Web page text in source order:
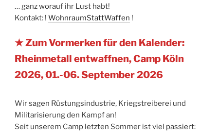
… ganz worauf ihr Lust habt!
Kontakt: ! WohnraumStattWaffen !
★ Zum Vormerken für den Kalender:
Rheinmetall entwaffnen, Camp Köln
2026, 01.-06. September 2026
Wir sagen Rüstungsindustrie, Kriegstreiberei und
Militarisierung den Kampf an!
Seit unserem Camp letzten Sommer ist viel passiert: